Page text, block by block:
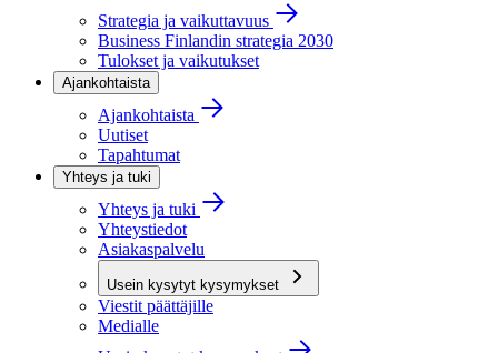
Strategia ja vaikuttavuus
Business Finlandin strategia 2030
Tulokset ja vaikutukset
Ajankohtaista
Ajankohtaista
Uutiset
Tapahtumat
Yhteys ja tuki
Yhteys ja tuki
Yhteystiedot
Asiakaspalvelu
Usein kysytyt kysymykset
Viestit päättäjille
Medialle